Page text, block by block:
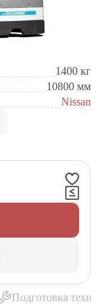
1400 кг
10800 мм
Nissan
Подготовка